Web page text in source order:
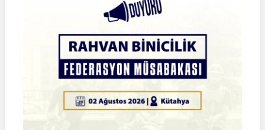
2026
Türkiye
Şampiyonası
Final
|